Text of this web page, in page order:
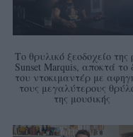
Το θρυλικό ξεοδοχείο της
Sunset Marquis, αποκτά το
του ντοκιμαντέρ με
τους μεγαλύτερους
της μουσικής